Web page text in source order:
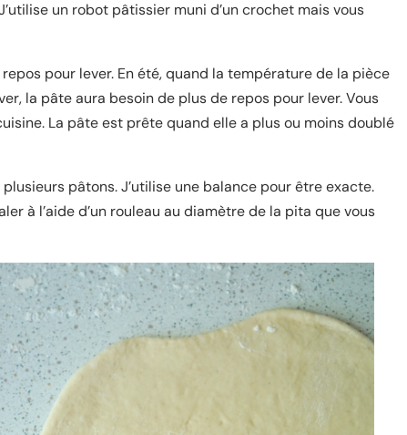
un robot pâtissier muni d’un crochet mais vous
pour lever. En été, quand la température de la pièce
la pâte aura besoin de plus de repos pour lever. Vous
La pâte est prête quand elle a plus ou moins doublé
pâtons. J’utilise une balance pour être exacte.
à l’aide d’un rouleau au diamètre de la pita que vous